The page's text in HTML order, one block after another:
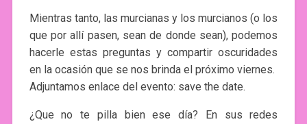
Mientras tanto, las murcianas y los murcianos (o los
que por allí pasen, sean de donde sean), podemos
hacerle estas preguntas y compartir oscuridades
en la ocasión que se nos brinda el próximo viernes.
Adjuntamos enlace del evento: save the date.
¿Que no te pilla bien ese día? En sus redes